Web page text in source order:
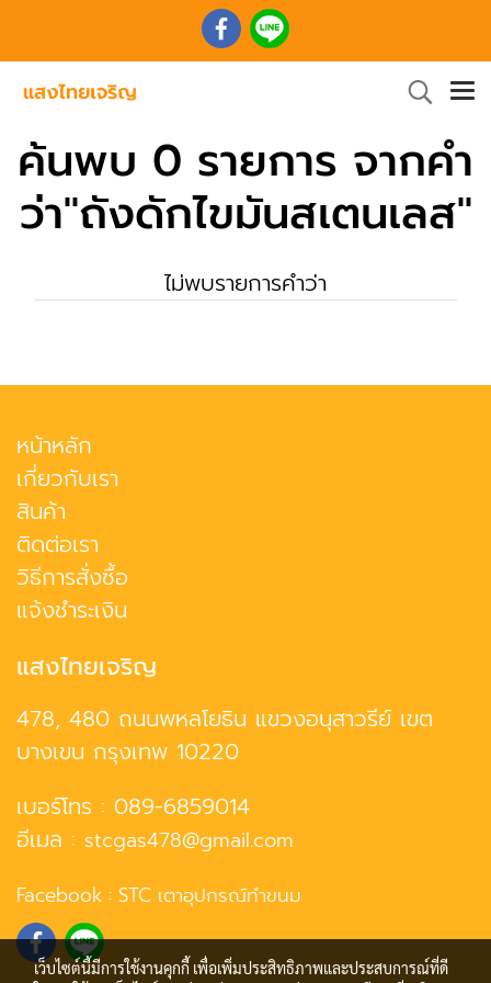
ค้นพบ 0 รายการ จากคำ
ว่า"ถังดักไขมันสเตนเลส"
ไม่พบรายการคำว่า
หน้าหลัก
เกี่ยวกับเรา
สินค้า
ติดต่อเรา
วิธีการสั่งซื้อ
แจ้งชำระเงิน
แสงไทยเจริญ
478, 480 ถนนพหลโยธิน แขวงอนุสาวรีย์ เขต
บางเขน กรุงเทพ 10220
เบอร์โทร : 089-6859014
อีเมล : stcgas478@gmail.com
Facebook : STC เตาอุปกรณ์ทำขนม
เว็บไซต์นี้มีการใช้งานคุกกี้ เพื่อเพิ่มประสิทธิภาพและประสบการณ์ที่ดี